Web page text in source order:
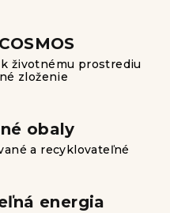
životnému prostrediu
zloženie
obaly
a recyklovateľné
energia